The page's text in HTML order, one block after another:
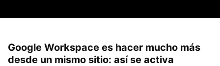
Google Workspace es hacer mucho más
desde un mismo sitio: así se activa